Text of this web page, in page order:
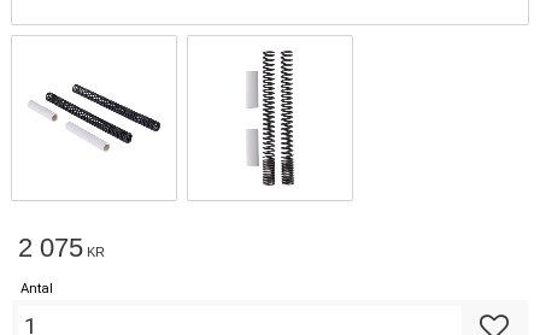
2 075 KR
Antal